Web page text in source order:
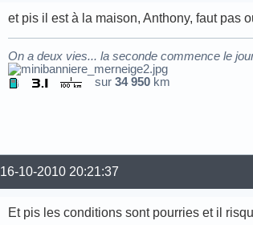
et pis il est à la maison, Anthony, faut pas
On a deux vies... la seconde commence le
sur34 950 km
16-10-2010 20:21:37
Et pis les conditions sont pourries et il